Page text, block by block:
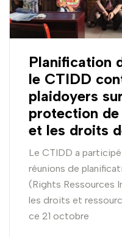
Planification
le CTIDD
plaidoyers
protection de
et les droits
Le CTIDD a
réunions de
(Rights Ressources
les droits et
ce 21 octobre